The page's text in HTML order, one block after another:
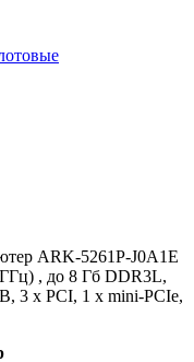
ARK-5261P-J0A1E
, до 8 Гб DDR3L,
3 x PCI, 1 x mini-PCIe,